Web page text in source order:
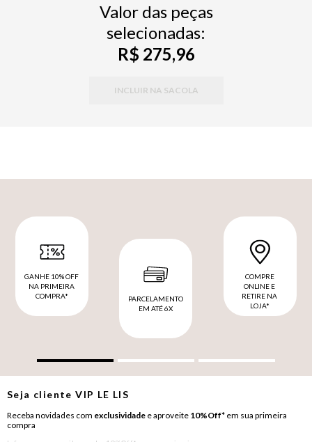
Valor das peças
selecionadas:
R$ 275,96
INCLUIR NA SACOLA
GANHE 10% OFF
NA PRIMEIRA
COMPRA*
PARCELAMENTO
EM ATÉ 6X
COMPRE
ONLINE E
RETIRE NA
LOJA*
Seja clienteVIP LE LIS
Receba novidades com exclusividade e aproveite 10%Off* em sua primeira
compra